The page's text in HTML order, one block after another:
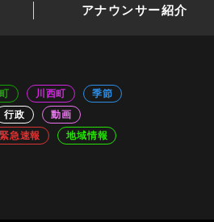
アナウンサー紹介
川西町
季節
行政
動画
緊急速報 地域情報